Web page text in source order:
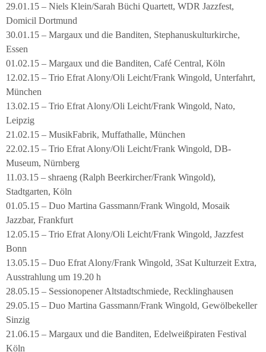
29.01.15 – Niels Klein/Sarah Büchi Quartett, WDR Jazzfest,
Domicil Dortmund
30.01.15 – Margaux und die Banditen, Stephanuskulturkirche,
Essen
01.02.15 – Margaux und die Banditen, Café Central, Köln
12.02.15 – Trio Efrat Alony/Oli Leicht/Frank Wingold, Unterfahrt,
München
13.02.15 – Trio Efrat Alony/Oli Leicht/Frank Wingold, Nato,
Leipzig
21.02.15 – MusikFabrik, Muffathalle, München
22.02.15 – Trio Efrat Alony/Oli Leicht/Frank Wingold, DB-
Museum, Nürnberg
11.03.15 – shraeng (Ralph Beerkircher/Frank Wingold),
Stadtgarten, Köln
01.05.15 – Duo Martina Gassmann/Frank Wingold, Mosaik
Jazzbar, Frankfurt
12.05.15 – Trio Efrat Alony/Oli Leicht/Frank Wingold, Jazzfest
Bonn
13.05.15 – Duo Efrat Alony/Frank Wingold, 3Sat Kulturzeit Extra,
Ausstrahlung um 19.20 h
28.05.15 – Sessionopener Altstadtschmiede, Recklinghausen
29.05.15 – Duo Martina Gassmann/Frank Wingold, Gewölbekeller
Sinzig
21.06.15 – Margaux und die Banditen, Edelweißpiraten Festival
Köln